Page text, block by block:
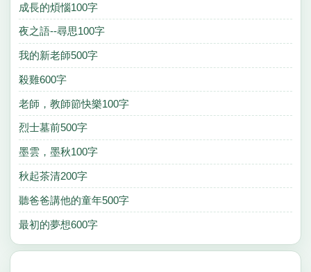
成長的煩惱100字
夜之語--尋思100字
我的新老師500字
殺雞600字
老師，教師節快樂100字
烈士墓前500字
墨雲，墨秋100字
秋起茶清200字
聽爸爸講他的童年500字
最初的夢想600字